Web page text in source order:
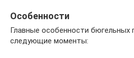
Особенности
Главные особенности бюгельных
следующие моменты: